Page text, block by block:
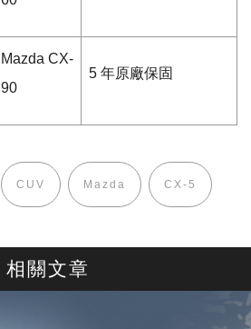
Mazda CX-
90
5 年原廠保固
CUV Mazda CX-5
相關文章